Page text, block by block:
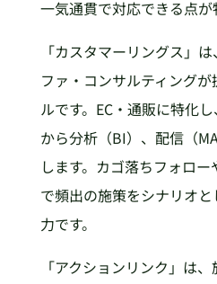
一気通貫で対応できる点が
「カスタマーリングス」
ファ・コンサルティング
ルです。EC・通販に特化し
から分析（BI）、配信（
します。カゴ落ちフォロ
で頻出の施策をシナリオ
力です。
「アクションリンク」は